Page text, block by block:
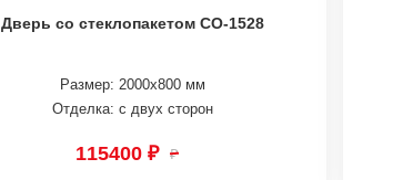
Дверь со стеклопакетом СО-1528
Размер: 2000х800 мм
Отделка: с двух сторон
115400 ₽ ₽